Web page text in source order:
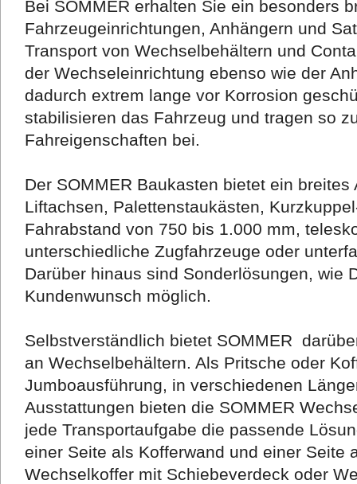
Bei SOMMER erhalten Sie ein besonders
Fahrzeugeinrichtungen, Anhängern und
Transport von Wechselbehältern und
der Wechseleinrichtung ebenso wie der
dadurch extrem lange vor Korrosion
stabilisieren das Fahrzeug und tragen so
Fahreigenschaften bei.
Der SOMMER Baukasten bietet ein
Liftachsen, Palettenstaukästen,
Fahrabstand von 750 bis 1.000 mm,
unterschiedliche Zugfahrzeuge oder
Darüber hinaus sind Sonderlösungen, wie
Kundenwunsch möglich.
Selbstverständlich bietet SOMMER
an Wechselbehältern. Als Pritsche oder
Jumboausführung, in verschiedenen
Ausstattungen bieten die SOMMER
jede Transportaufgabe die passende
einer Seite als Kofferwand und einer Seite
Wechselkoffer mit Schiebeverdeck oder